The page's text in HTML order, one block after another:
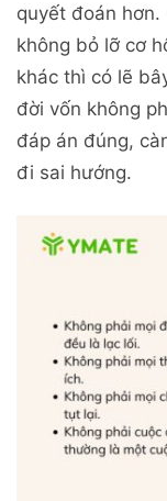
quyết đoán
không bỏ lỡ cơ
khác thì có lẽ
đời vốn không
đáp án đúng,
đi sai hướng.